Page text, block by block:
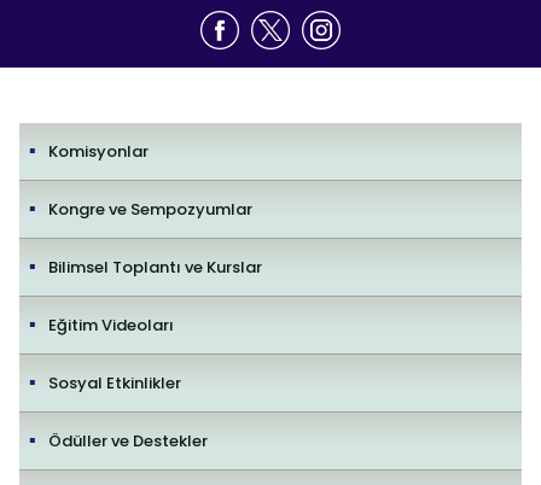
Komisyonlar
Kongre ve Sempozyumlar
Bilimsel Toplantı ve Kurslar
Eğitim Videoları
Sosyal Etkinlikler
Ödüller ve Destekler